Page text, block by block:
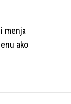
menja
ako